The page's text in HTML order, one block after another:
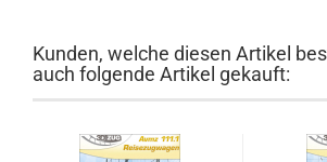
Kunden, welche diesen Artikel
auch folgende Artikel gekauft: